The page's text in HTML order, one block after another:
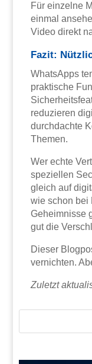
Für einzelne
einmal
Video direkt
Fazit:
WhatsApps
praktische
reduzieren
durchdachte
Themen.
Wer echte
speziellen
gleich auf
wie schon bei
Geheimnisse
gut die
Dieser
vernichten.
Zuletzt